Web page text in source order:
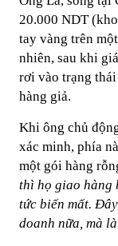
20.000 NDT
tay vàng trên
nhiên, sau khi
rơi vào trạng
hàng giả.
Khi ông chủ
xác minh, phía
một gói hàng
thì họ giao hàng
tức biến mất.
doanh nữa, mà